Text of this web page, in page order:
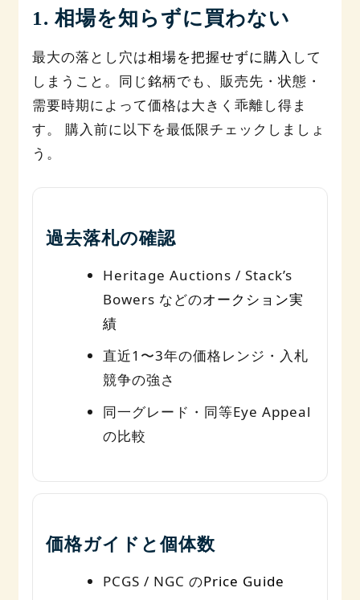
1. 相場を知らずに買わない
最大の落とし穴は相場を把握せずに購入 して
しまうこと。同じ銘柄でも、販売先・状態・
需要時期によって価格は大きく乖離し得ま
す。 購入前に以下を最低限チェックしましょ
う。
過去落札の確認
Heritage Auctions / Stack’s
Bowers などのオークション実
績
直近1〜3年の価格レンジ・入札
競争の強さ
同一グレード・同等Eye Appeal
の比較
価格ガイドと個体数
PCGS / NGC のPrice Guide